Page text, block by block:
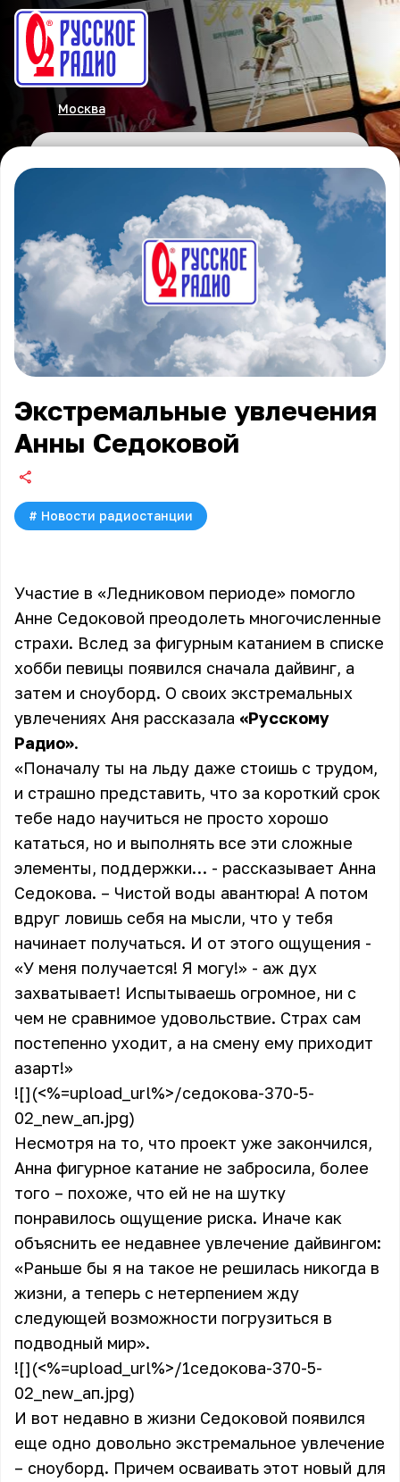
Москва
Экстремальные увлечения
Анны Седоковой
# Новости радиостанции
Участие в «Ледниковом периоде» помогло
Анне Седоковой преодолеть многочисленные
страхи. Вслед за фигурным катанием в списке
хобби певицы появился сначала дайвинг, а
затем и сноуборд. О своих экстремальных
увлечениях Аня рассказала «Русскому
Радио».
«Поначалу ты на льду даже стоишь с трудом,
и страшно представить, что за короткий срок
тебе надо научиться не просто хорошо
кататься, но и выполнять все эти сложные
элементы, поддержки… - рассказывает Анна
Седокова. – Чистой воды авантюра! А потом
вдруг ловишь себя на мысли, что у тебя
начинает получаться. И от этого ощущения -
«У меня получается! Я могу!» - аж дух
захватывает! Испытываешь огромное, ни с
чем не сравнимое удовольствие. Страх сам
постепенно уходит, а на смену ему приходит
азарт!»
![](<%=upload_url%>/седокова-370-5-
02_new_ап.jpg)
Несмотря на то, что проект уже закончился,
Анна фигурное катание не забросила, более
того – похоже, что ей не на шутку
понравилось ощущение риска. Иначе как
объяснить ее недавнее увлечение дайвингом:
«Раньше бы я на такое не решилась никогда в
жизни, а теперь с нетерпением жду
следующей возможности погрузиться в
подводный мир».
![](<%=upload_url%>/1седокова-370-5-
02_new_ап.jpg)
И вот недавно в жизни Седоковой появился
еще одно довольно экстремальное увлечение
– сноуборд. Причем осваивать этот новый для